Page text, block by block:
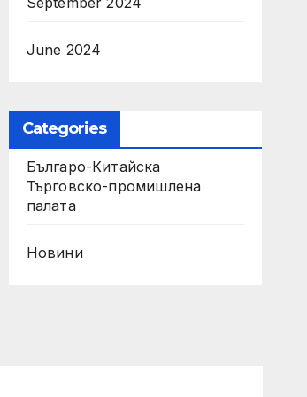
June 2024
Categories
Българо-Китайска
Търговско-промишлена
палaта
Новини